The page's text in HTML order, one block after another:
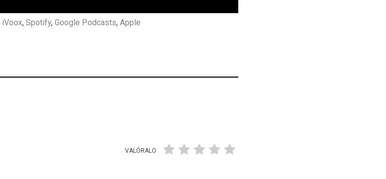
iVoox, Spotify, Google Podcasts, Apple
VALÓRALO